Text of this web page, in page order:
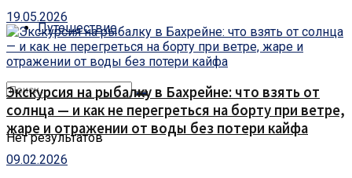
Путешествие
Нет результатов
19.05.2026
Экскурсия на рыбалку в Бахрейне: что взять от
солнца — и как не перегреться на борту при ветре,
жаре и отражении от воды без потери кайфа
09.02.2026